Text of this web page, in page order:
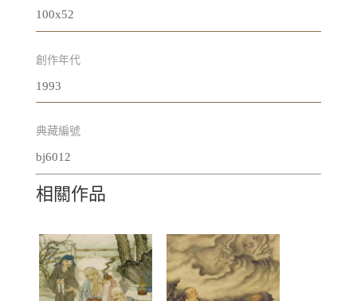
100x52
創作年代
1993
典藏編號
bj6012
相關作品